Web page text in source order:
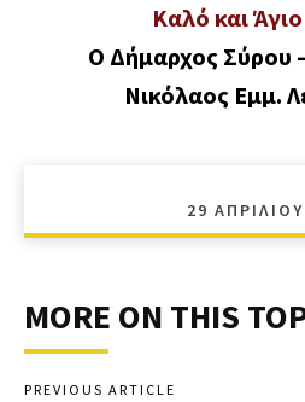
Καλό και
Ο Δήμαρχος Σύρου
Νικόλαος Εμμ.
29
MORE ON THIS
PREVIOUS ARTICLE